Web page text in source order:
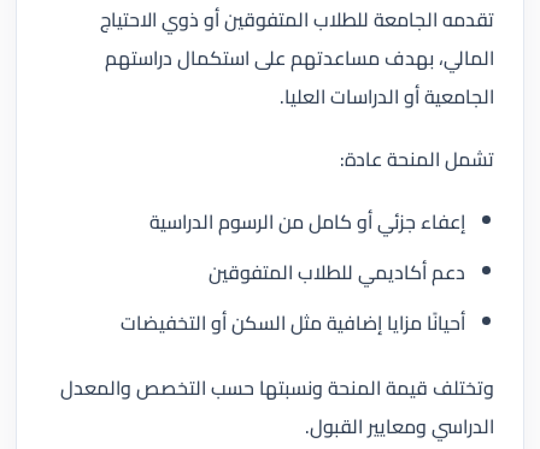
تقدمه الجامعة للطلاب المتفوقين أو ذوي الاحتياج
المالي، بهدف مساعدتهم على استكمال دراستهم
الجامعية أو الدراسات العليا.
تشمل المنحة عادة:
إعفاء جزئي أو كامل من الرسوم الدراسية
دعم أكاديمي للطلاب المتفوقين
أحيانًا مزايا إضافية مثل السكن أو التخفيضات
وتختلف قيمة المنحة ونسبتها حسب التخصص والمعدل
الدراسي ومعايير القبول.